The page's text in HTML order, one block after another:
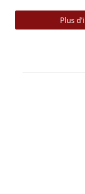
Plus